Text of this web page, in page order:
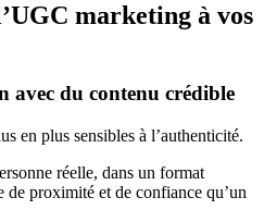
marketing à vos
avec du contenu crédible
en plus sensibles à l’authenticité.
réelle, dans un format
de proximité et de confiance qu’un